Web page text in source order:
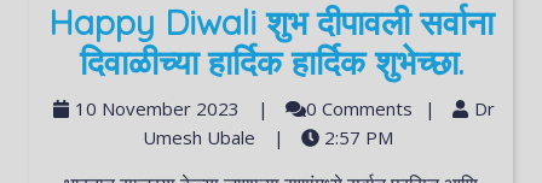
Happy Diwali शुभ दीपावली सर्वाना
दिवाळीच्या हार्दिक हार्दिक शुभेच्छा.
10 November 2023 | 0 Comments |
Dr
Umesh Ubale
| 2:57 PM